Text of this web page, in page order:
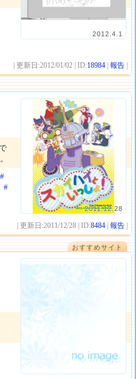
2012.4.1
| 更新日:2012/01/02 | ID:18984 |報告
2011.12.28
#
#
| 更新日:2011/12/28 | ID:8484 |報告
おすすめサイト